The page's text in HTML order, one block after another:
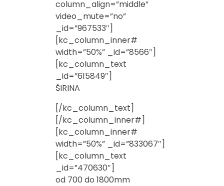
column_align=”middle”
video_mute=”no”
_id=”967533″]
[kc_column_inner#
width=”50%” _id=”8566″]
[kc_column_text
_id=”615849″]
ŠIRINA
[/kc_column_text]
[/kc_column_inner#]
[kc_column_inner#
width=”50%” _id=”833067″]
[kc_column_text
_id=”470630″]
od 700 do 1800mm